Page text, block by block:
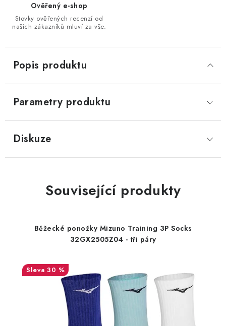
Ověřený e-shop
Stovky ověřených recenzí od
našich zákazníků mluví za vše.
Popis produktu
Parametry produktu
Diskuze
Související produkty
Běžecké ponožky Mizuno Training 3P Socks
32GX2505Z04 - tři páry
30 %